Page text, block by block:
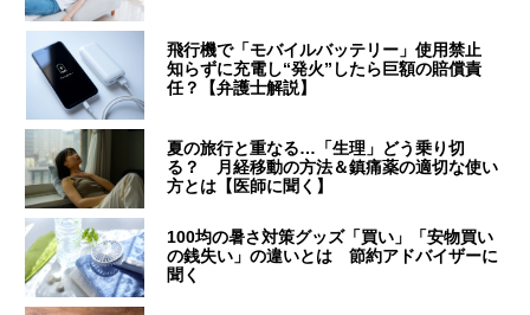
飛行機で「モバイルバッテリー」使用禁止
知らずに充電し“発火”したら巨額の賠償責
任？【弁護士解説】
夏の旅行と重なる…「生理」どう乗り切
る？ 月経移動の方法＆鎮痛薬の適切な使い
方とは【医師に聞く】
100均の暑さ対策グッズ「買い」「安物買い
の銭失い」の違いとは 節約アドバイザーに
聞く